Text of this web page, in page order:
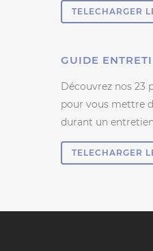
TELECHARGER
GUIDE
Découvrez nos 23
pour vous mettre
durant un
TELECHARGER